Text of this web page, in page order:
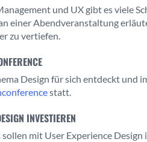
und UX gibt es viele
einer Abendveranstaltung
zu vertiefen.
Design für sich entdeckt
statt.
INVESTIEREN
sollen mit User Experience